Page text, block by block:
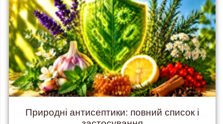
Природні антисептики: повний список і